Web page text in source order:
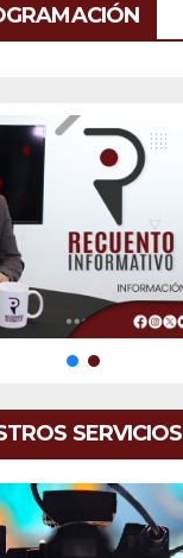
SERVICIOS